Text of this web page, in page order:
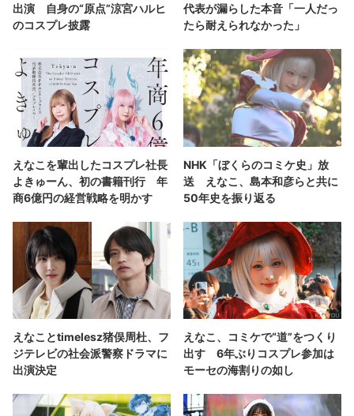
出演 自身の“原点”涼宮ハルヒ
のコスプレ披露
代表が漏らした本音「一人だっ
たら耐えられなかった」
えなこを輩出したコスプレ社長
よきゅーん、初の書籍刊行 年
商6億円の経営戦略を明かす
NHK「ぼくらのコミケ史」放
送 えなこ、島本和彦らと共に
50年史を振り返る
えなことtimelesz猪俣周杜、フ
ジテレビの社会派警察ドラマに
出演決定
えなこ、コミケで“道”をつくり
出す 6年ぶりコスプレ参加は
モーセの海割りの如し